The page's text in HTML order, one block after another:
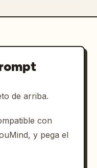
de arriba.
con
y pega el